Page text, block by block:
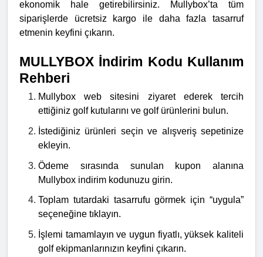
ekonomik hale getirebilirsiniz. Mullybox’ta tüm
siparişlerde ücretsiz kargo ile daha fazla tasarruf
etmenin keyfini çıkarın.
MULLYBOX İndirim Kodu Kullanım
Rehberi
Mullybox web sitesini ziyaret ederek tercih
ettiğiniz golf kutularını ve golf ürünlerini bulun.
İstediğiniz ürünleri seçin ve alışveriş sepetinize
ekleyin.
Ödeme sırasında sunulan kupon alanına
Mullybox indirim kodunuzu girin.
Toplam tutardaki tasarrufu görmek için “uygula”
seçeneğine tıklayın.
İşlemi tamamlayın ve uygun fiyatlı, yüksek kaliteli
golf ekipmanlarınızın keyfini çıkarın.